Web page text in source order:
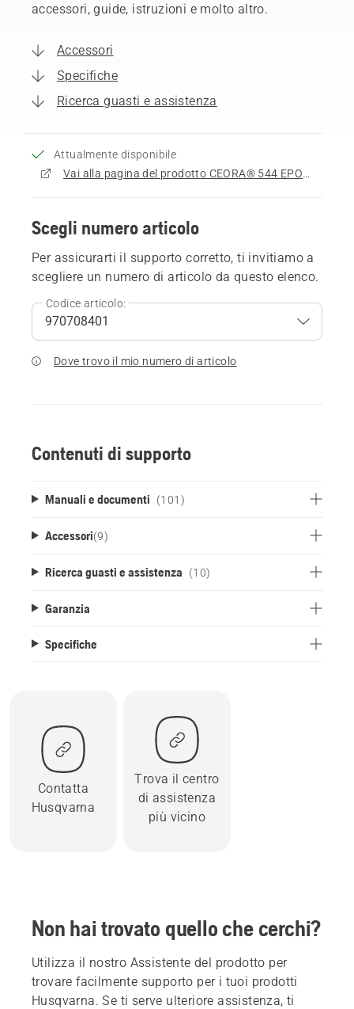
accessori, guide, istruzioni e molto altro.
Accessori
Specifiche
Ricerca guasti e assistenza
Attualmente disponibile
Vai alla pagina del prodotto CEORA® 544 EPOS® + RZ 43L + CS4
Scegli numero articolo
Per assicurarti il supporto corretto, ti invitiamo a
scegliere un numero di articolo da questo elenco.
Codice articolo:
Dove trovo il mio numero di articolo
Contenuti di supporto
Manuali e documenti (101)
Accessori(9)
Ricerca guasti e assistenza (10)
Garanzia
Specifiche
Contatta
Husqvarna
Trova il centro
di assistenza
più vicino
Non hai trovato quello che cerchi?
Utilizza il nostro Assistente del prodotto per
trovare facilmente supporto per i tuoi prodotti
Husqvarna. Se ti serve ulteriore assistenza, ti